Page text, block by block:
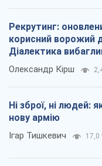
Рекрутинг:
корисний ворожий
Діалектика
Олександр Кірш
Ні зброї, ні людей:
нову армію
Ігар Тишкевич 17,0